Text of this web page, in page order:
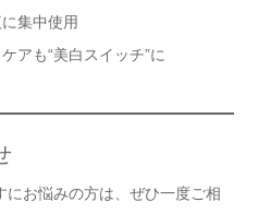
集中使用
アも“美白スイッチ”に
にお悩みの方は、ぜひ一度ご相